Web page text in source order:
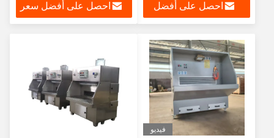
احصل على أفضل احصل على أفضل سعر
فيديو